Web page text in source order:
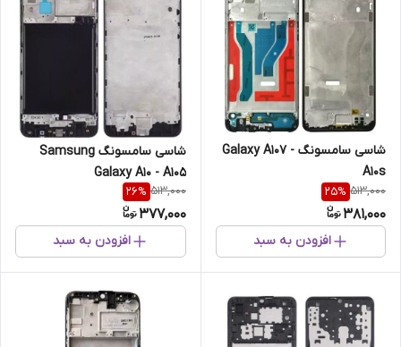
شاسی سامسونگ Galaxy A107 -
A10s
513,000
25%
381,000
افزودن به سبد
شاسی سامسونگ Samsung
Galaxy A10 - A105
513,000
26%
377,000
افزودن به سبد